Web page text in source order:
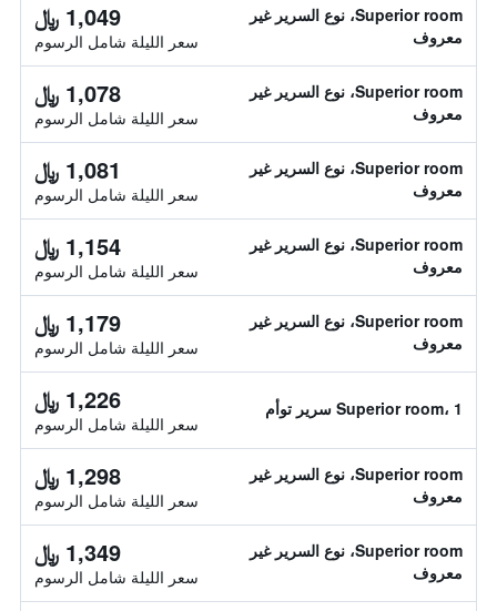
Superior room، نوع السرير غير
معروف
1,049 ﷼
سعر الليلة شامل الرسوم
Superior room، نوع السرير غير
معروف
1,078 ﷼
سعر الليلة شامل الرسوم
Superior room، نوع السرير غير
معروف
1,081 ﷼
سعر الليلة شامل الرسوم
Superior room، نوع السرير غير
معروف
1,154 ﷼
سعر الليلة شامل الرسوم
Superior room، نوع السرير غير
معروف
1,179 ﷼
سعر الليلة شامل الرسوم
Superior room، 1 سرير توأم 1,226 ﷼
سعر الليلة شامل الرسوم
Superior room، نوع السرير غير
معروف
1,298 ﷼
سعر الليلة شامل الرسوم
Superior room، نوع السرير غير
معروف
1,349 ﷼
سعر الليلة شامل الرسوم